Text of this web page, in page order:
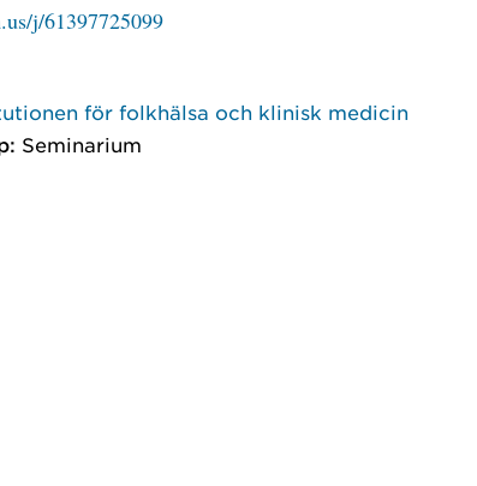
j/61397725099
för folkhälsa och klinisk medicin
Seminarium